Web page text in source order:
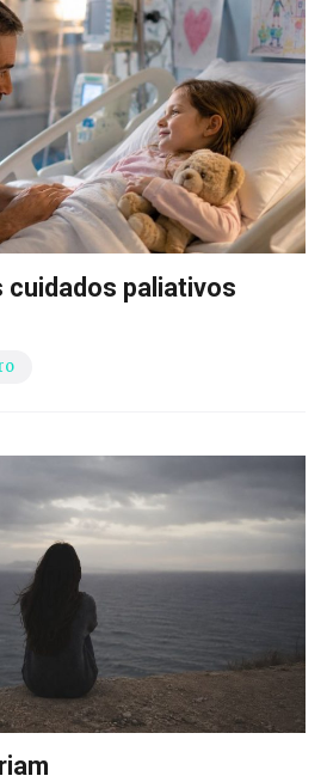
cuidados paliativos